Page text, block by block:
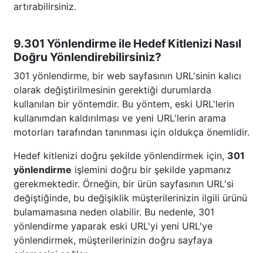
artırabilirsiniz.
9.301 Yönlendirme ile Hedef Kitlenizi Nasıl
Doğru Yönlendirebilirsiniz?
301 yönlendirme, bir web sayfasının URL'sinin kalıcı
olarak değiştirilmesinin gerektiği durumlarda
kullanılan bir yöntemdir. Bu yöntem, eski URL'lerin
kullanımdan kaldırılması ve yeni URL'lerin arama
motorları tarafından tanınması için oldukça önemlidir.
Hedef kitlenizi doğru şekilde yönlendirmek için, 301
yönlendirme işlemini doğru bir şekilde yapmanız
gerekmektedir. Örneğin, bir ürün sayfasının URL'si
değiştiğinde, bu değişiklik müşterilerinizin ilgili ürünü
bulamamasına neden olabilir. Bu nedenle, 301
yönlendirme yaparak eski URL'yi yeni URL'ye
yönlendirmek, müşterilerinizin doğru sayfaya